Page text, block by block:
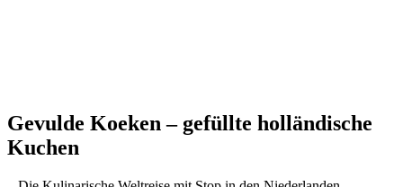
Gevulde Koeken – gefüllte holländische
Kuchen